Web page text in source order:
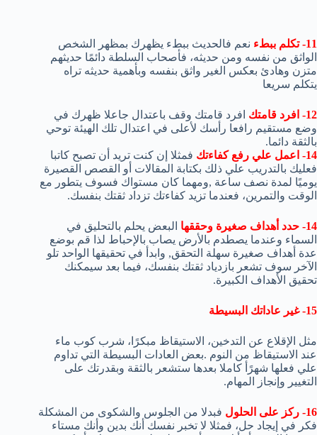
11- تكلم ببطء
نعم فالحديث ببطء يظهرك بمظهر الشخص
الواثق من نفسه ومن حديثه، فأصحاب السلطة دائمًا حديثهم
متزن وهادئ بعكس الغير واثق بنفسه وبأهمية حديثه تراه
يتكلم سريعا
12- افرد قامتك
افرد قامتك وقف باعتدال جاعلا ظهرك في
وضع مستقيم رافعا رأسك لأعلى في اعتدال تلك الهيئة توحي
بالثقة دائما.
14- اعمل علي رفع كفاءتك
فمثلا إن كنت تريد أن تصبح كاتبا
فعليك بالتدريب علي ذلك بكتابة المقالات أو القصص القصيرة
يوميًا لمدة نصف ساعة ,ومهما كان مستواك فسوف يتطور مع
الوقت والتمرين، فعندما تزيد كفاءتك تزداد ثقتك بنفسك.
14- حدد أهداف صغيرة وحققها
البعض يحلم بالتحليق في
السماء وعندما يصطدم بالأرض يصاب بالإحباط لذا قم بوضع
عدة أهداف صغيرة سهلة التحقق, وابدأ في تحقيقها الواحد تلو
الآخر سوف تشعر بازدياد ثقتك بنفسك، فيما بعد سيمكنك
تحقيق الأهداف الكبيرة.
15- غير عاداتك البسيطة
مثل الإقلاع عن التدخين، الاستيقاظ مبكرًا، شرب كوب ماء
عند الاستيقاظ من النوم .بعض العادات البسيطة التي تداوم
علي فعلها شهرًأ كاملا بعدها ستشعر بالثقة وبقدرتك على
التغيير وإنجاز المهام.
16- ركز على الحلول
فبدلا من الجلوس والشكوى من المشكلة
فكر في إيجاد حل، فمثلا لا تخبر نفسك أنك بدين وأنك مستاء